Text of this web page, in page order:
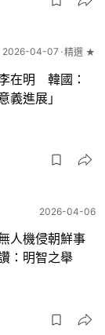
2026-04-07 精選 ★
在明 韓國：
義進展」
2026-04-06
人機侵朝鮮事
：明智之舉